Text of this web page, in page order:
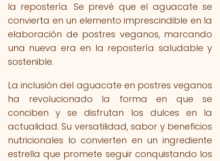
la repostería. Se prevé que el aguacate se
convierta en un elemento imprescindible en la
elaboración de postres veganos, marcando
una nueva era en la repostería saludable y
sostenible.
La inclusión del aguacate en postres veganos
ha revolucionado la forma en que se
conciben y se disfrutan los dulces en la
actualidad. Su versatilidad, sabor y beneficios
nutricionales lo convierten en un ingrediente
estrella que promete seguir conquistando los